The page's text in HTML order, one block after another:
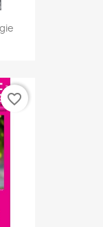
favorite_border